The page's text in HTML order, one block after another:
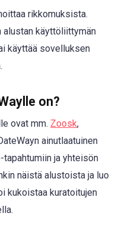
rikkomuksista.
alustan käyttöliittymän
käyttää sovelluksen
on?
ovat mm. Zoosk,
ainutlaatuinen
ja yhteisön
näistä alustoista ja luo
kukoistaa kuratoitujen